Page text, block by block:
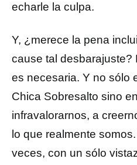
echarle la culpa.
Y, ¿merece la pena
cause tal desbarajuste?
es necesaria. Y no sólo
Chica Sobresalto sino
infravalorarnos, a
lo que realmente
veces, con un sólo